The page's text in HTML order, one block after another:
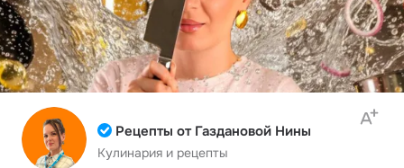
Рецепты от Газдановой Нины
Кулинария и рецепты